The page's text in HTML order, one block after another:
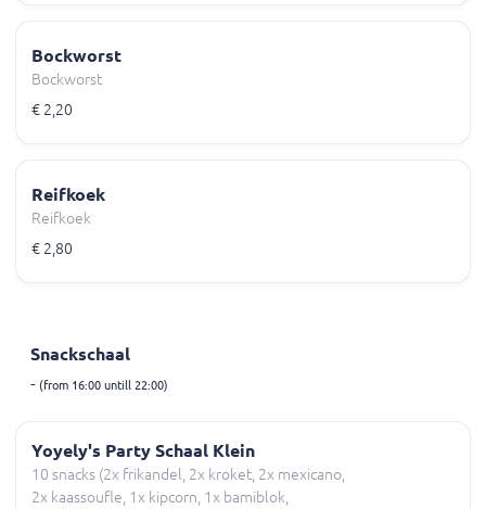
Bockworst
Bockworst
€ 2,20
Reifkoek
Reifkoek
€ 2,80
Snackschaal
- (from 16:00 untill 22:00)
Yoyely's Party Schaal Klein
10 snacks (2x frikandel, 2x kroket, 2x mexicano,
2x kaassoufle, 1x kipcorn, 1x bamiblok,